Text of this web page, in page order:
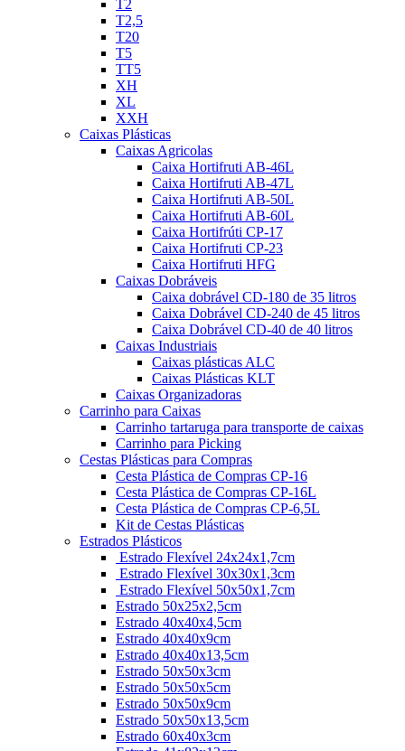
T2
T2,5
T20
T5
TT5
XH
XL
XXH
Caixas Plásticas
Caixas Agricolas
Caixa Hortifruti AB-46L
Caixa Hortifruti AB-47L
Caixa Hortifruti AB-50L
Caixa Hortifruti AB-60L
Caixa Hortifrúti CP-17
Caixa Hortifruti CP-23
Caixa Hortifruti HFG
Caixas Dobráveis
Caixa dobrável CD-180 de 35 litros
Caixa Dobrável CD-240 de 45 litros
Caixa Dobrável CD-40 de 40 litros
Caixas Industriais
Caixas plásticas ALC
Caixas Plásticas KLT
Caixas Organizadoras
Carrinho para Caixas
Carrinho tartaruga para transporte de caixas
Carrinho para Picking
Cestas Plásticas para Compras
Cesta Plástica de Compras CP-16
Cesta Plástica de Compras CP-16L
Cesta Plástica de Compras CP-6,5L
Kit de Cestas Plásticas
Estrados Plásticos
Estrado Flexível 24x24x1,7cm
Estrado Flexível 30x30x1,3cm
Estrado Flexível 50x50x1,7cm
Estrado 50x25x2,5cm
Estrado 40x40x4,5cm
Estrado 40x40x9cm
Estrado 40x40x13,5cm
Estrado 50x50x3cm
Estrado 50x50x5cm
Estrado 50x50x9cm
Estrado 50x50x13,5cm
Estrado 60x40x3cm